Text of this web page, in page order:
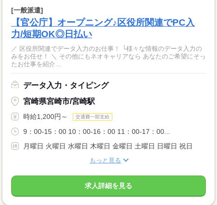
[一般派遣]
【官公庁】オープニング♪区役所関連でPC入
力/短期OK◎日払い
／ 区役所関連でデータ入力のお仕事！ └様々な情報のデータ入力の
みをお任せ！ ＼ その他にもネオキャリアなら あなたのご希望にそっ
たお仕事を紹介...
データ入力・タイピング
宮崎県宮崎市/宮崎駅
時給1,200円～ 交通費一部支給
9：00-15：00 10：00-16：00 11：00-17：00...
月曜日 火曜日 水曜日 木曜日 金曜日 土曜日 日曜日 祝日
もっと見る
求人詳細を見る